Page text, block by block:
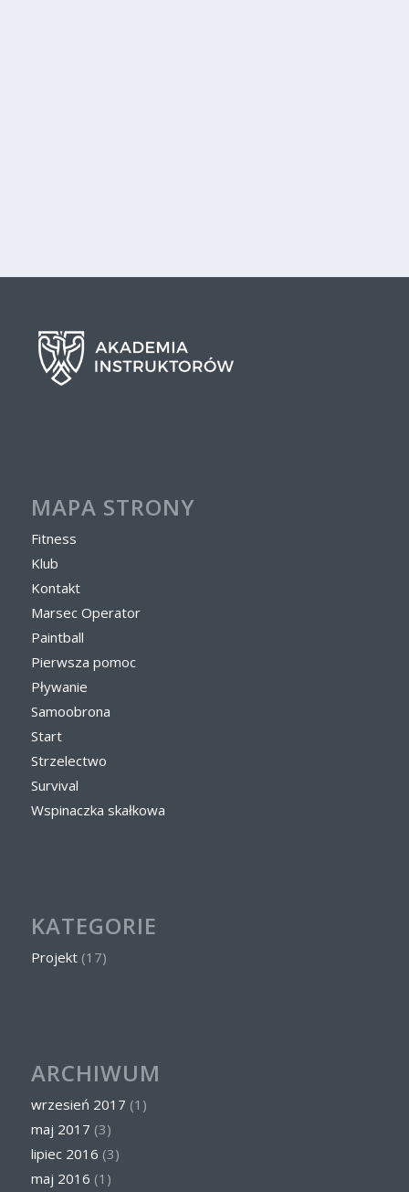
MAPA STRONY
Fitness
Klub
Kontakt
Marsec Operator
Paintball
Pierwsza pomoc
Pływanie
Samoobrona
Start
Strzelectwo
Survival
Wspinaczka skałkowa
KATEGORIE
Projekt(17)
ARCHIWUM
wrzesień 2017 (1)
maj 2017 (3)
lipiec 2016 (3)
maj 2016 (1)